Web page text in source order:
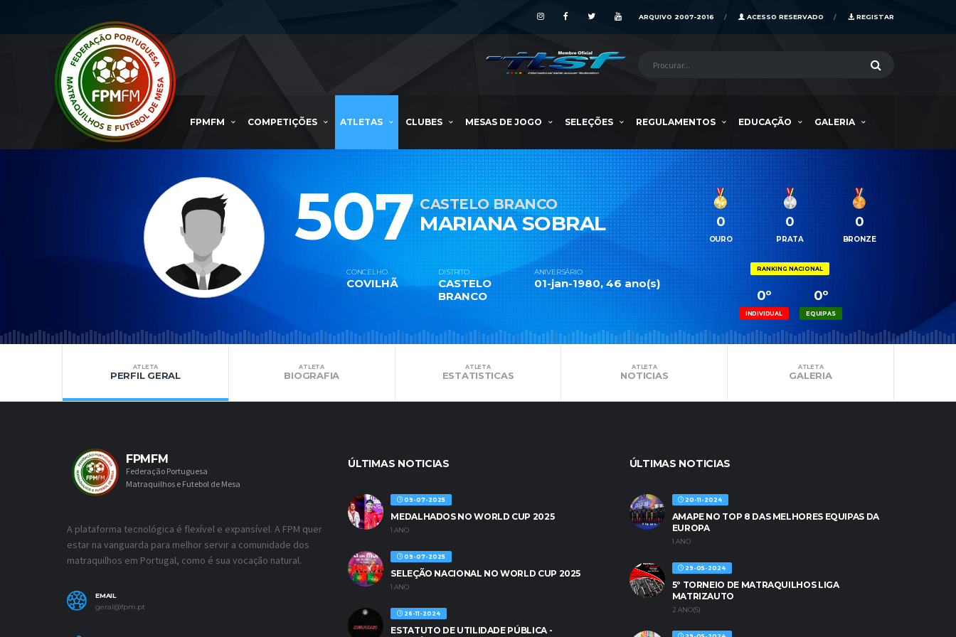
REGISTAR
ACESSO RESERVADO
ARQUIVO 2007-2016
FPMFM COMPETIÇÕES ATLETAS CLUBES MESAS DE JOGO SELEÇÕES REGULAMENTOS EDUCAÇÃO GALERIA
507 CASTELO BRANCO
MARIANA SOBRAL
CONCELHO
COVILHÃ
DISTRITO
CASTELO
BRANCO
ANIVERSÁRIO
01-jan-1980, 46 ano(s)
0
OURO
0
PRATA
0
BRONZE
RANKING NACIONAL
0º
EQUIPAS
0º
INDIVIDUAL
ATLETA
PERFIL GERAL
ATLETA
BIOGRAFIA
ATLETA
ESTATISTICAS
ATLETA
NOTICIAS
ATLETA
GALERIA
FPMFM
Federação Portuguesa
Matraquilhos e Futebol de Mesa
A plataforma tecnológica é flexível e expansível. A FPM quer
estar na vanguarda para melhor servir a comunidade dos
matraquilhos em Portugal, como é sua vocação natural.
EMAIL
geral@fpm.pt
ÚLTIMAS NOTICIAS
09-07-2025
MEDALHADOS NO WORLD CUP 2025
1 ANO
09-07-2025
SELEÇÃO NACIONAL NO WORLD CUP 2025
1 ANO
26-11-2024
ESTATUTO DE UTILIDADE PÚBLICA -
ÚLTIMAS NOTICIAS
20-11-2024
AMAPE NO TOP 8 DAS MELHORES EQUIPAS DA
EUROPA
1 ANO
29-05-2024
5º TORNEIO DE MATRAQUILHOS LIGA
MATRIZAUTO
2 ANO(S)